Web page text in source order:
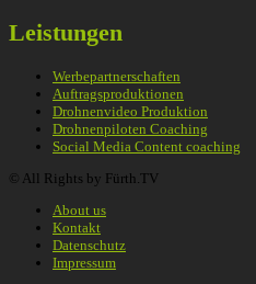
Leistungen
Werbepartnerschaften
Auftragsproduktionen
Drohnenvideo Produktion
Drohnenpiloten Coaching
Social Media Content coaching
© All Rights by Fürth.TV
About us
Kontakt
Datenschutz
Impressum